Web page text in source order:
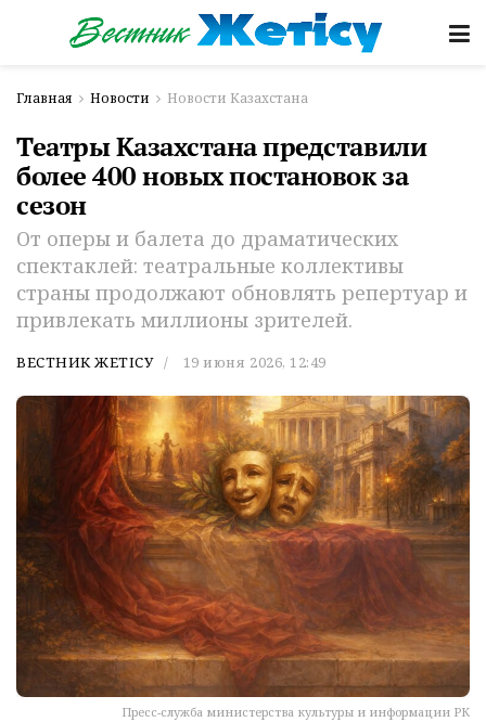
Главная Новости Новости Казахстана
Театры Казахстана представили
более 400 новых постановок за
сезон
От оперы и балета до драматических
спектаклей: театральные коллективы
страны продолжают обновлять репертуар и
привлекать миллионы зрителей.
ВЕСТНИК ЖЕТІСУ 19 июня 2026, 12:49
Пресс-служба министерства культуры и информации РК